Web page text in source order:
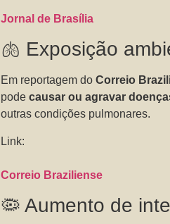
Jornal de Brasília
🫁 Exposição
Em reportagem doCorreio
podecausar ou agravar
outras condições pulmonares.
Link:
Correio Braziliense
🦠 Aumento de